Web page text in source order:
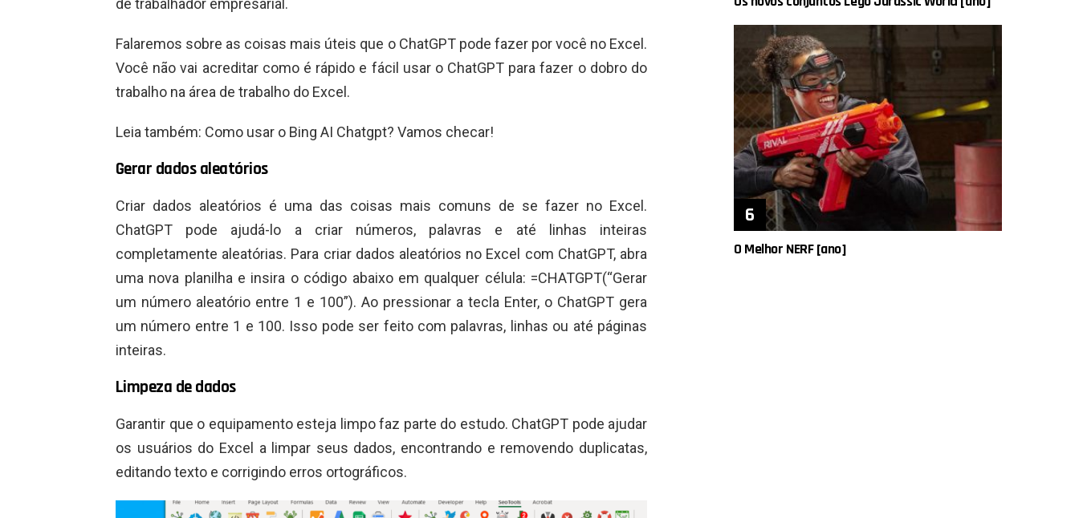
de trabalhador empresarial.
Falaremos sobre as coisas mais úteis que o ChatGPT pode fazer por você no Excel.
Você não vai acreditar como é rápido e fácil usar o ChatGPT para fazer o dobro do
trabalho na área de trabalho do Excel.
Leia também: Como usar o Bing AI Chatgpt? Vamos checar!
Gerar dados aleatórios
Criar dados aleatórios é uma das coisas mais comuns de se fazer no Excel.
ChatGPT pode ajudá-lo a criar números, palavras e até linhas inteiras
completamente aleatórias. Para criar dados aleatórios no Excel com ChatGPT, abra
uma nova planilha e insira o código abaixo em qualquer célula: =CHATGPT(“Gerar
um número aleatório entre 1 e 100”). Ao pressionar a tecla Enter, o ChatGPT gera
um número entre 1 e 100. Isso pode ser feito com palavras, linhas ou até páginas
inteiras.
Limpeza de dados
Garantir que o equipamento esteja limpo faz parte do estudo. ChatGPT pode ajudar
os usuários do Excel a limpar seus dados, encontrando e removendo duplicatas,
editando texto e corrigindo erros ortográficos.
O Melhor NERF [ano]